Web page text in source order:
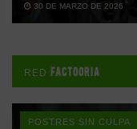
30 DE MARZO DE 2026
RED FACTOORIA
POSTRES SIN CULPA